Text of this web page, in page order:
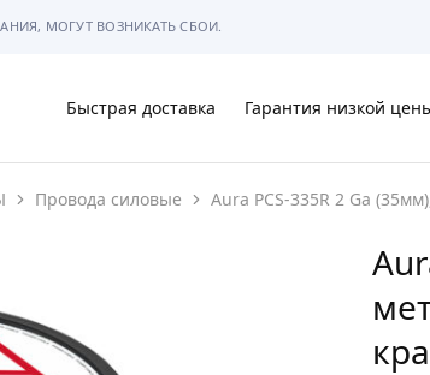
МОГУТ ВОЗНИКАТЬ СБОИ.
Быстрая доставка Гарантия низкой
Провода силовые Aura PCS-335R 2 Ga